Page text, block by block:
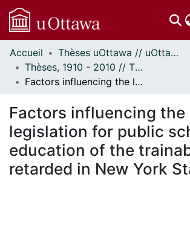
Communautés
et collections
Parcourir
À propos
Accueil
Thèses uOttawa // uOttawa Theses
Thèses, 1910 - 2010 // Theses, 1910 - 2010
Factors influencing the legislation for public school education of the trainable retarded in New York State
Factors influencing the
legislation for public
education of the
retarded in New York